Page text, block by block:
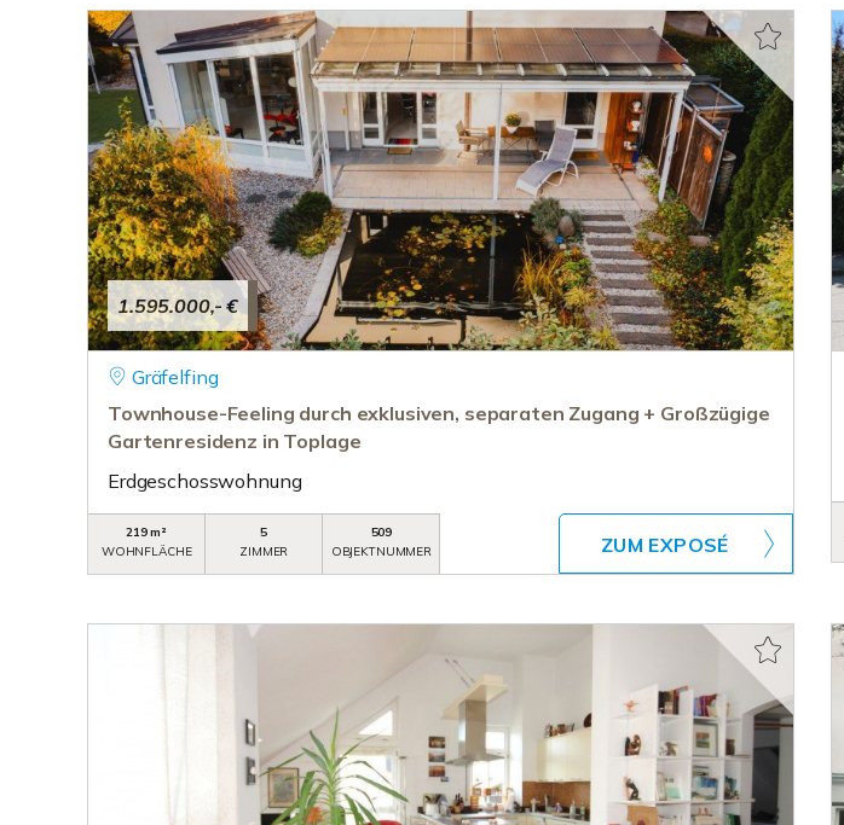
1.595.000,- €
Gräfelfing
Townhouse-Feeling durch exklusiven, separaten Zugang + Großzügige
Gartenresidenz in Toplage
Erdgeschosswohnung
219 m²
WOHNFLÄCHE
5
ZIMMER
509
OBJEKTNUMMER
ZUM EXPOSÉ